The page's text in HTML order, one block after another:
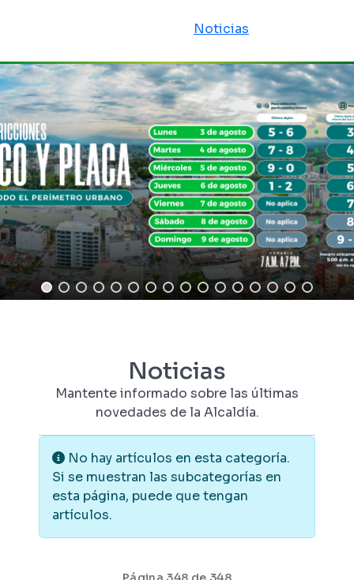
Noticias
Noticias
Mantente informado sobre las últimas
novedades de la Alcaldía.
Información
No hay artículos en esta categoría.
Si se muestran las subcategorías en
esta página, puede que tengan
artículos.